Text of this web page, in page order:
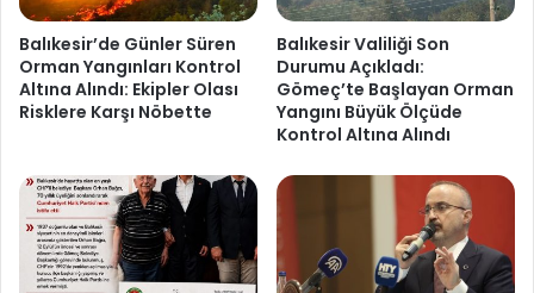
Balıkesir’de Günler Süren
Orman Yangınları Kontrol
Altına Alındı: Ekipler Olası
Risklere Karşı Nöbette
Balıkesir Valiliği Son
Durumu Açıkladı:
Gömeç’te Başlayan Orman
Yangını Büyük Ölçüde
Kontrol Altına Alındı